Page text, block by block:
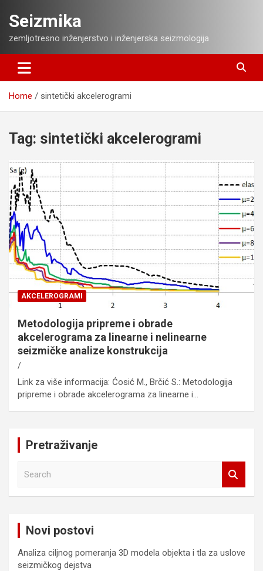
content
Seizmika
zemljotresno inženjerstvo i inženjerska seizmologija
Home sintetički akcelerogrami
Tag: sintetički akcelerogrami
AKCELEROGRAMI
Metodologija pripreme i obrade
akcelerograma za linearne i nelinearne
seizmičke analize konstrukcija
Link za više informacija: Ćosić M., Brčić S.: Metodologija
pripreme i obrade akcelerograma za linearne i…
Pretraživanje
Novi postovi
Analiza ciljnog pomeranja 3D modela objekta i tla za uslove
seizmičkog dejstva